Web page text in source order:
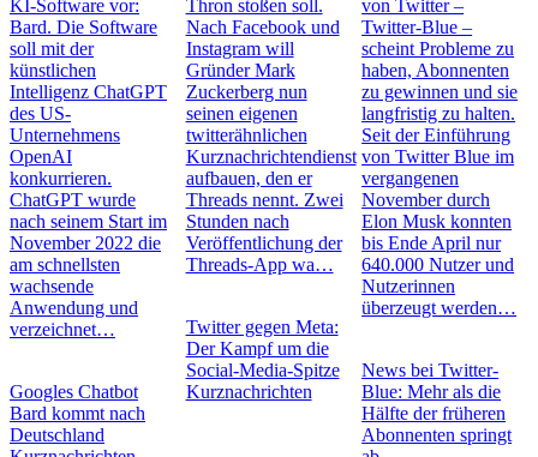
KI-Software vor:
Bard. Die Software
soll mit der
künstlichen
Intelligenz ChatGPT
des US-
Unternehmens
OpenAI
konkurrieren.
ChatGPT wurde
nach seinem Start im
November 2022 die
am schnellsten
wachsende
Anwendung und
verzeichnet…
Googles Chatbot
Bard kommt nach
Deutschland
Thron stoßen soll.
Nach Facebook und
Instagram will
Gründer Mark
Zuckerberg nun
seinen eigenen
twitterähnlichen
Kurznachrichtendienst
aufbauen, den er
Threads nennt. Zwei
Stunden nach
Veröffentlichung der
Threads-App wa…
Twitter gegen Meta:
Der Kampf um die
Social-Media-Spitze
Kurznachrichten
von Twitter –
Twitter-Blue –
scheint Probleme zu
haben, Abonnenten
zu gewinnen und sie
langfristig zu halten.
Seit der Einführung
von Twitter Blue im
vergangenen
November durch
Elon Musk konnten
bis Ende April nur
640.000 Nutzer und
Nutzerinnen
überzeugt werden…
News bei Twitter-
Blue: Mehr als die
Hälfte der früheren
Abonnenten springt